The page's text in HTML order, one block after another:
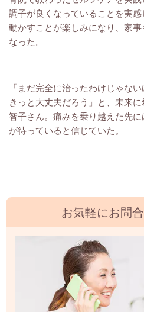
調子が良くなっていることを実
動かすことが楽しみになり、家
なった。
「まだ完全に治ったわけじゃな
きっと大丈夫だろう」と、未来
智子さん。痛みを乗り越えた先
が待っていると信じていた。
お気軽にお問